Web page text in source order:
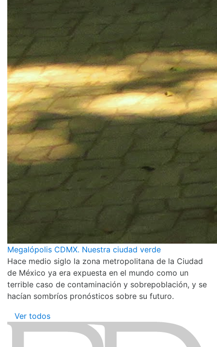
Megalópolis CDMX. Nuestra ciudad verde
Hace medio siglo la zona metropolitana de la Ciudad
de México ya era expuesta en el mundo como un
terrible caso de contaminación y sobrepoblación, y se
hacían sombríos pronósticos sobre su futuro.
Ver todos